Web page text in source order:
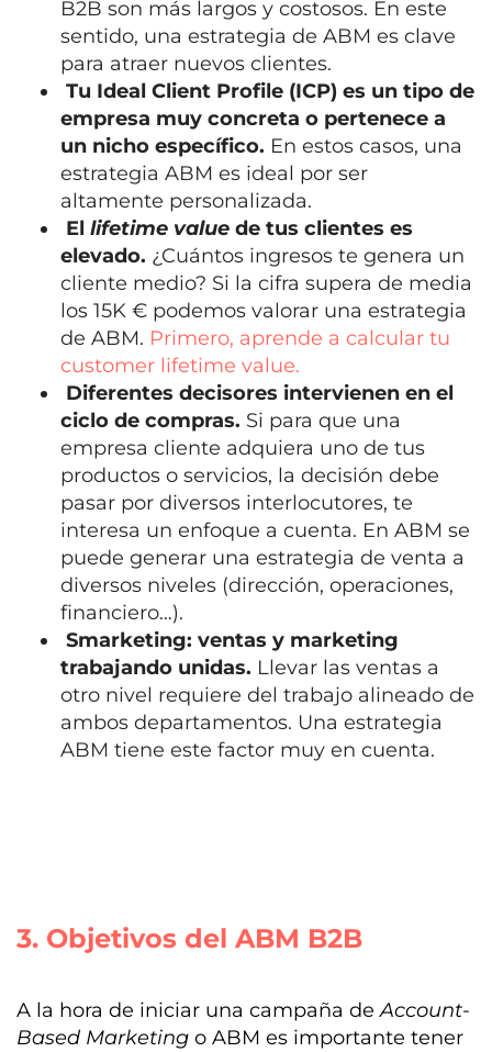
B2B son más largos y costosos. En este
sentido, una estrategia de ABM es clave
para atraer nuevos clientes.
Tu Ideal Client Profile (ICP) es un tipo de
empresa muy concreta o pertenece a
un nicho específico. En estos casos, una
estrategia ABM es ideal por ser
altamente personalizada.
El lifetime value de tus clientes es
elevado. ¿Cuántos ingresos te genera un
cliente medio? Si la cifra supera de media
los 15K € podemos valorar una estrategia
de ABM. Primero, aprende a calcular tu
customer lifetime value.
Diferentes decisores intervienen en el
ciclo de compras. Si para que una
empresa cliente adquiera uno de tus
productos o servicios, la decisión debe
pasar por diversos interlocutores, te
interesa un enfoque a cuenta. En ABM se
puede generar una estrategia de venta a
diversos niveles (dirección, operaciones,
financiero…).
Smarketing: ventas y marketing
trabajando unidas. Llevar las ventas a
otro nivel requiere del trabajo alineado de
ambos departamentos. Una estrategia
ABM tiene este factor muy en cuenta.
3. Objetivos del ABM B2B
A la hora de iniciar una campaña deAccount-
Based Marketing o ABM es importante tener